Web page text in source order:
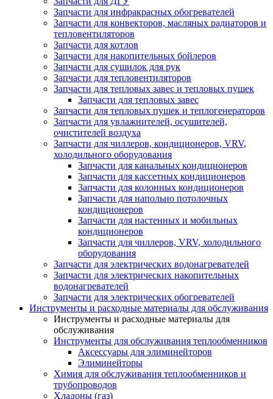
Запчасти для инфракрасных обогревателей
Запчасти для конвекторов, масляных радиаторов и
тепловентиляторов
Запчасти для котлов
Запчасти для накопительных бойлеров
Запчасти для сушилок для рук
Запчасти для тепловентиляторов
Запчасти для тепловых завес и тепловых пушек
Запчасти для тепловых завес
Запчасти для тепловых пушек и теплогенераторов
Запчасти для увлажнителей, осушителей,
очистителей воздуха
Запчасти для чиллеров, кондиционеров, VRV,
холодильного оборудования
Запчасти для канальных кондиционеров
Запчасти для кассетных кондиционеров
Запчасти для колонных кондиционеров
Запчасти для напольно потолочных
кондиционеров
Запчасти для настенных и мобильных
кондиционеров
Запчасти для чиллеров, VRV, холодильного
оборудования
Запчасти для электрических водонагревателей
Запчасти для электрических накопительных
водонагревателей
Запчасти для электрических обогревателей
Инструменты и расходные материалы для обслуживания
Инструменты и расходные материалы для
обслуживания
Инструменты для обслуживания теплообменников
Аксессуары для элиминейторов
Элиминейторы
Химия для обслуживания теплообменников и
трубопроводов
Хладоны (газ)